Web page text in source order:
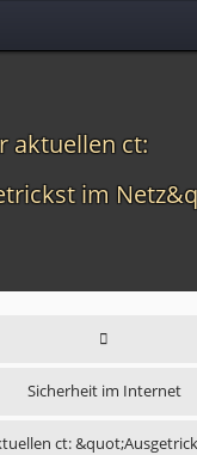
aktuellen ct:
im
Sicherheit im Internet
ct: